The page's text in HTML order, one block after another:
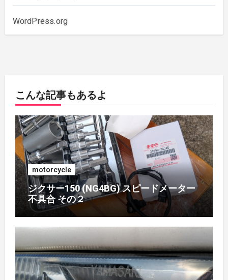
2019年10月
2018年5月
2018年4月 (1)
2017年7月 (2)
2017年4月 (1)
2017年3月
2017年2月
2017年1月 (1)
WordPress.org
こんな記事もあるよ
motorcycle
ジクサー150 (NG4BG) スピードメーター
不具合 その２